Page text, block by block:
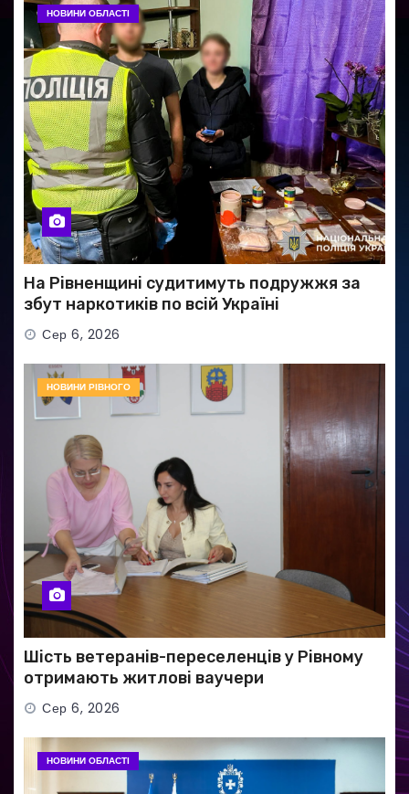
НОВИНИ ОБЛАСТІ
На Рівненщині судитимуть подружжя за
збут наркотиків по всій Україні
Сер 6, 2026
НОВИНИ РІВНОГО
Шість ветеранів-переселенців у Рівному
отримають житлові ваучери
Сер 6, 2026
НОВИНИ ОБЛАСТІ